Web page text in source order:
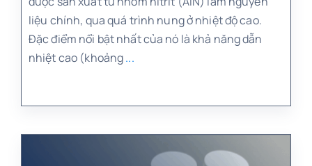
liệu chính, qua quá trình nung ở nhiệt độ cao.
Đặc điểm nổi bật nhất của nó là khả năng dẫn
nhiệt cao (khoảng...